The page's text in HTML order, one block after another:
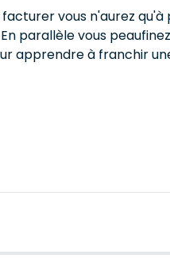
vous n'aurez
parallèle vous
apprendre à franchir